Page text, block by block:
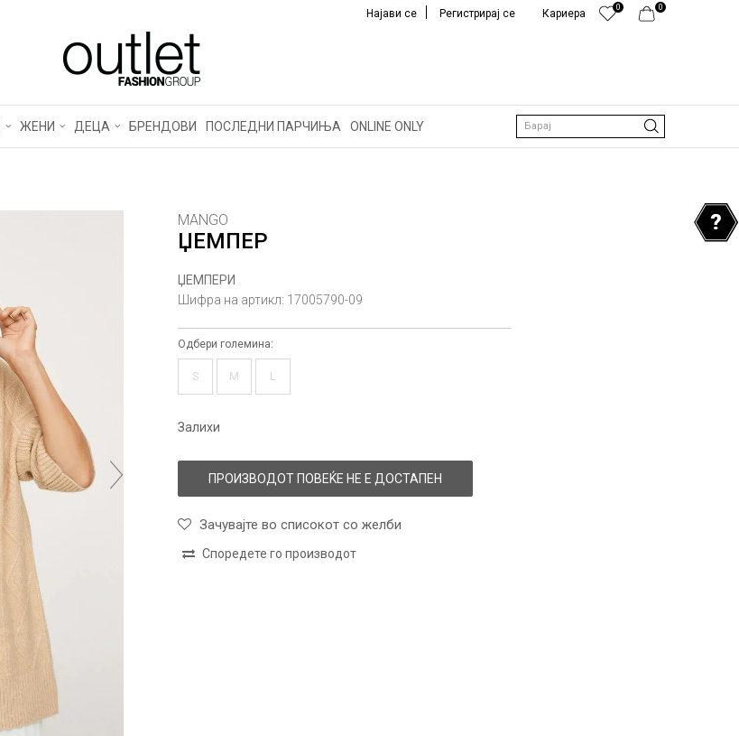
0
0
Кариера
Најави се Регистрирај се
ЖЕНИ ДЕЦА БРЕНДОВИ ПОСЛЕДНИ ПАРЧИЊА ONLINE ONLY Барај
MANGO
ЏЕМПЕР
ЏЕМПЕРИ
Шифра на артикл: 17005790-09
Одбери големина:
S M L
Залихи
ПРОИЗВОДОТ ПОВЕЌЕ НЕ Е ДОСТАПЕН
Зачувајте во списокот со желби
Споредете го производот